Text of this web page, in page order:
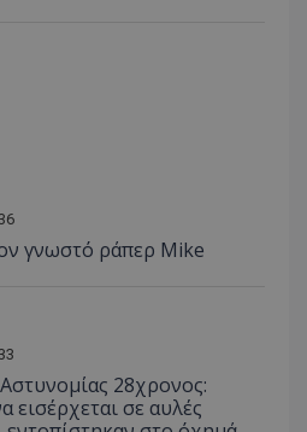
γνωστό ράπερ Mike
28χρονος:
εισέρχεται σε αυλές